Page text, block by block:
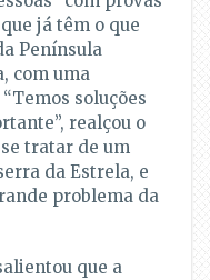
já têm o que
Península
com uma
soluções
realçou o
tratar de um
da Estrela, e
problema da
que a